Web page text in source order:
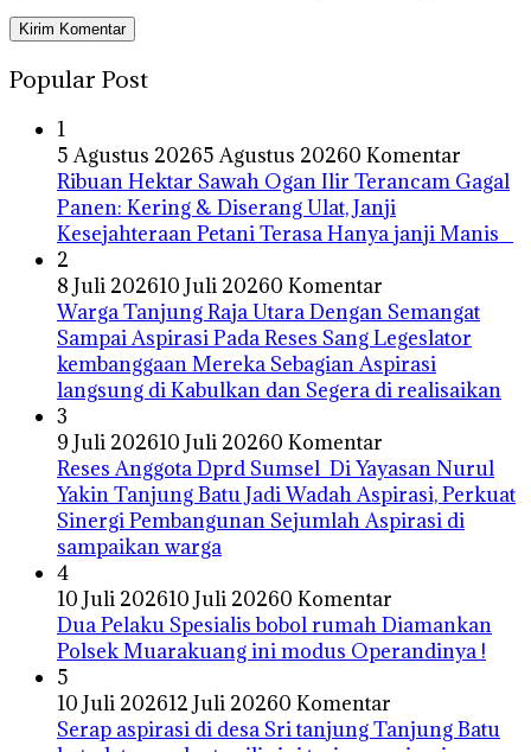
Popular Post
1
5 Agustus 20265 Agustus 20260 Komentar
Ribuan Hektar Sawah Ogan Ilir Terancam Gagal
Panen: Kering & Diserang Ulat, Janji
Kesejahteraan Petani Terasa Hanya janji Manis
2
8 Juli 202610 Juli 20260 Komentar
Warga Tanjung Raja Utara Dengan Semangat
Sampai Aspirasi Pada Reses Sang Legeslator
kembanggaan Mereka Sebagian Aspirasi
langsung di Kabulkan dan Segera di realisaikan
3
9 Juli 202610 Juli 20260 Komentar
Reses Anggota Dprd Sumsel Di Yayasan Nurul
Yakin Tanjung Batu Jadi Wadah Aspirasi, Perkuat
Sinergi Pembangunan Sejumlah Aspirasi di
sampaikan warga
4
10 Juli 202610 Juli 20260 Komentar
Dua Pelaku Spesialis bobol rumah Diamankan
Polsek Muarakuang ini modus Operandinya !
5
10 Juli 202612 Juli 20260 Komentar
Serap aspirasi di desa Sri tanjung Tanjung Batu